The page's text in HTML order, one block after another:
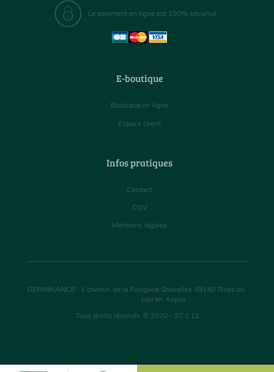
Le paiement en ligne est 100% sécurisé
E-boutique
Boutique en ligne
Espace client
Infos pratiques
Contact
CGV
Mentions légales
GERMINANCE- 1 chemin de la Rougerie Soucelles 49140 Rives du
Loir en Anjou
Tous droits réservés © 2020 - 27.0.12